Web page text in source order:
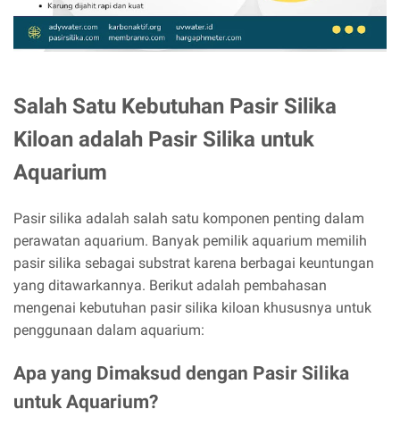
Salah Satu Kebutuhan Pasir Silika
Kiloan adalah Pasir Silika untuk
Aquarium
Pasir silika adalah salah satu komponen penting dalam
perawatan aquarium. Banyak pemilik aquarium memilih
pasir silika sebagai substrat karena berbagai keuntungan
yang ditawarkannya. Berikut adalah pembahasan
mengenai kebutuhan pasir silika kiloan khususnya untuk
penggunaan dalam aquarium:
Apa yang Dimaksud dengan Pasir Silika
untuk Aquarium?